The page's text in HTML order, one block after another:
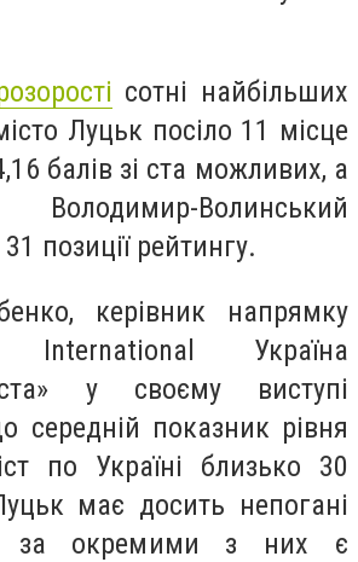
сотні найбільших
Луцьк посіло 11 місце
балів зі ста можливих, а
Волинський
позиції рейтингу.
керівник напрямку
International Україна
у своєму виступі
середній показник рівня
по Україні близько 30
має досить непогані
за окремими з них є